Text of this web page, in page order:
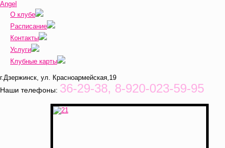
Angel
О клубе
Расписание
Контакты
Услуги
Клубные карты
г.Дзержинск, ул. Красноармейская,19
Наши телефоны: 36-29-38, 8-920-023-59-95